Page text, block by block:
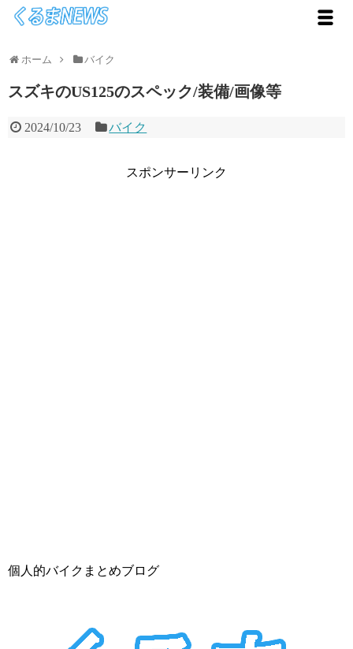
ホーム バイク
スズキのUS125のスペック/装備/画像等
2024/10/23 バイク
スポンサーリンク
個人的バイクまとめブログ